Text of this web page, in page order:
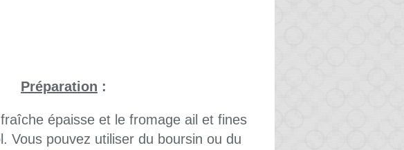
Préparation :
épaisse et le fromage ail et fines
Vous pouvez utiliser du boursin ou du